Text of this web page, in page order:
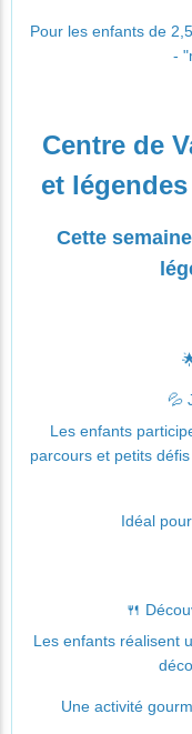
Pour les enfants de
-
Centre de
et
Cette
💦
Les enfants
parcours et petits
Idéal
🍴
Les enfants réalisent
Une activité